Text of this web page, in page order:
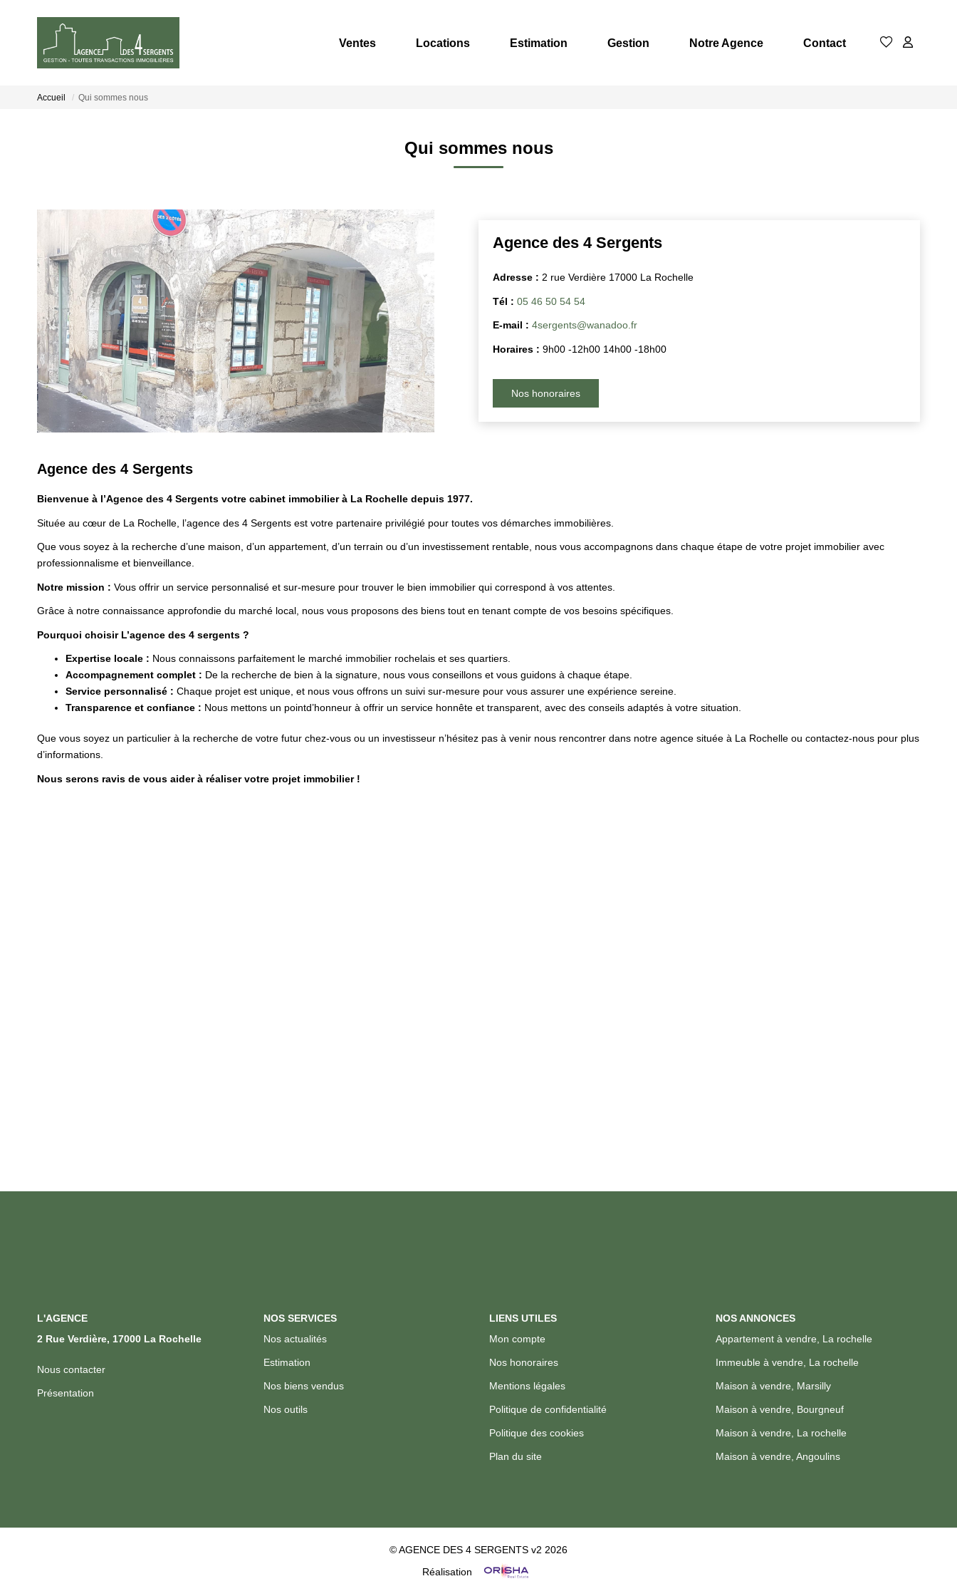
Ventes Locations Estimation Gestion Notre Agence Contact
Accueil Qui sommes nous
Qui sommes nous
Agence des 4 Sergents
Adresse : 2 rue Verdière 17000 La Rochelle
Tél : 05 46 50 54 54
E-mail : 4sergents@wanadoo.fr
Horaires : 9h00 -12h00 14h00 -18h00
Nos honoraires
Agence des 4 Sergents
Bienvenue à l’Agence des 4 Sergents votre cabinet immobilier à La Rochelle depuis 1977.
Située au cœur de La Rochelle, l’agence des 4 Sergents est votre partenaire privilégié pour toutes vos démarches immobilières.
Que vous soyez à la recherche d’une maison, d’un appartement, d’un terrain ou d’un investissement rentable, nous vous accompagnons dans chaque étape de votre projet immobilier avec
professionnalisme et bienveillance.
Notre mission : Vous offrir un service personnalisé et sur-mesure pour trouver le bien immobilier qui correspond à vos attentes.
Grâce à notre connaissance approfondie du marché local, nous vous proposons des biens tout en tenant compte de vos besoins spécifiques.
Pourquoi choisir L’agence des 4 sergents ?
Expertise locale : Nous connaissons parfaitement le marché immobilier rochelais et ses quartiers.
Accompagnement complet : De la recherche de bien à la signature, nous vous conseillons et vous guidons à chaque étape.
Service personnalisé : Chaque projet est unique, et nous vous offrons un suivi sur-mesure pour vous assurer une expérience sereine.
Transparence et confiance : Nous mettons un pointd’honneur à offrir un service honnête et transparent, avec des conseils adaptés à votre situation.
Que vous soyez un particulier à la recherche de votre futur chez-vous ou un investisseur n’hésitez pas à venir nous rencontrer dans notre agence située à La Rochelle ou contactez-nous pour plus
d’informations.
Nous serons ravis de vous aider à réaliser votre projet immobilier !
L'AGENCE
2 Rue Verdière, 17000 La Rochelle
Nous contacter
Présentation
NOS SERVICES
Nos actualités
Estimation
Nos biens vendus
Nos outils
LIENS UTILES
Mon compte
Nos honoraires
Mentions légales
Politique de confidentialité
Politique des cookies
Plan du site
NOS ANNONCES
Appartement à vendre, La rochelle
Immeuble à vendre, La rochelle
Maison à vendre, Marsilly
Maison à vendre, Bourgneuf
Maison à vendre, La rochelle
Maison à vendre, Angoulins
© AGENCE DES 4 SERGENTS v2 2026
Réalisation